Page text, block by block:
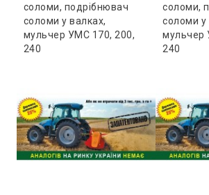
соломи, подрібнювач
соломи у валках,
мульчер УMС 170, 200,
240
соломи,
соломи у
мульчер
240